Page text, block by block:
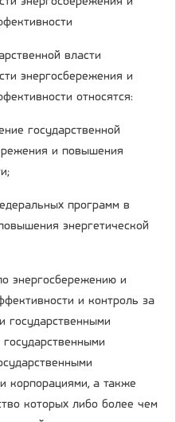
власти
энергосбережения и
относятся:
государственной
и повышения
программ в
энергетической
энергосбережению и
и контроль за
государственными
корпорациями, а также
которых либо более чем